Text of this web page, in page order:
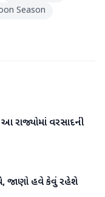
Season
આ રાજ્યોમાં વરસાદની
જાણો હવે કેવું રહેશે